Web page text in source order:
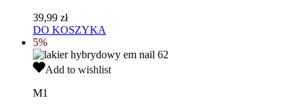
39,99 zł
DO KOSZYKA
5%
EM
Lakier
Add to wishlist
M1